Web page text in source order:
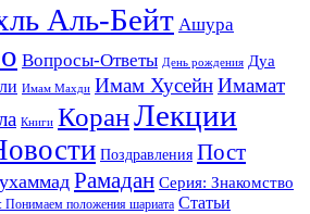
Аль-Бейт Ашура
Вопросы-Ответы День рождения Дуа
Имам Махди Имам ХусейнИмамат
Книги КоранЛекции
Поздравления Пост
Рамадан Серия: Знакомство
Понимаем положения шариата Статьи